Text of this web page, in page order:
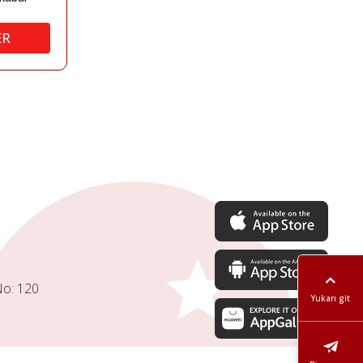
Yukarı git
120